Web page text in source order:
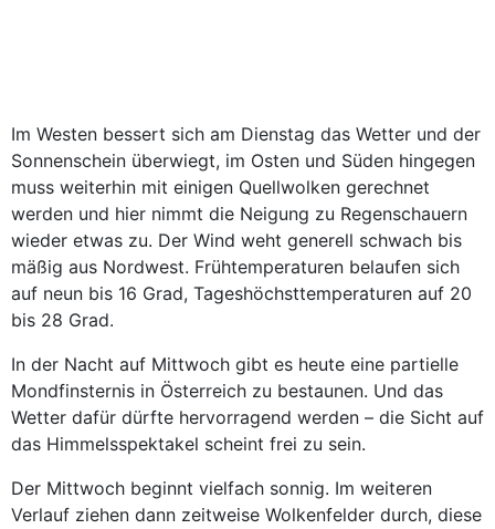
Im Westen bessert sich am Dienstag das Wetter und der
Sonnenschein überwiegt, im Osten und Süden hingegen
muss weiterhin mit einigen Quellwolken gerechnet
werden und hier nimmt die Neigung zu Regenschauern
wieder etwas zu. Der Wind weht generell schwach bis
mäßig aus Nordwest. Frühtemperaturen belaufen sich
auf neun bis 16 Grad, Tageshöchsttemperaturen auf 20
bis 28 Grad.
In der Nacht auf Mittwoch gibt es heute eine partielle
Mondfinsternis in Österreich zu bestaunen. Und das
Wetter dafür dürfte hervorragend werden – die Sicht auf
das Himmelsspektakel scheint frei zu sein.
Der Mittwoch beginnt vielfach sonnig. Im weiteren
Verlauf ziehen dann zeitweise Wolkenfelder durch, diese